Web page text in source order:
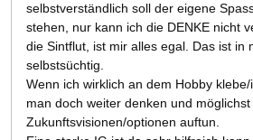
selbstverständlich soll der eigene
stehen, nur kann ich die DENKE nicht
die Sintflut, ist mir alles egal. Das ist in
selbstsüchtig.
Wenn ich wirklich an dem Hobby
man doch weiter denken und möglichst
Zukunftsvisionen/optionen auftun.